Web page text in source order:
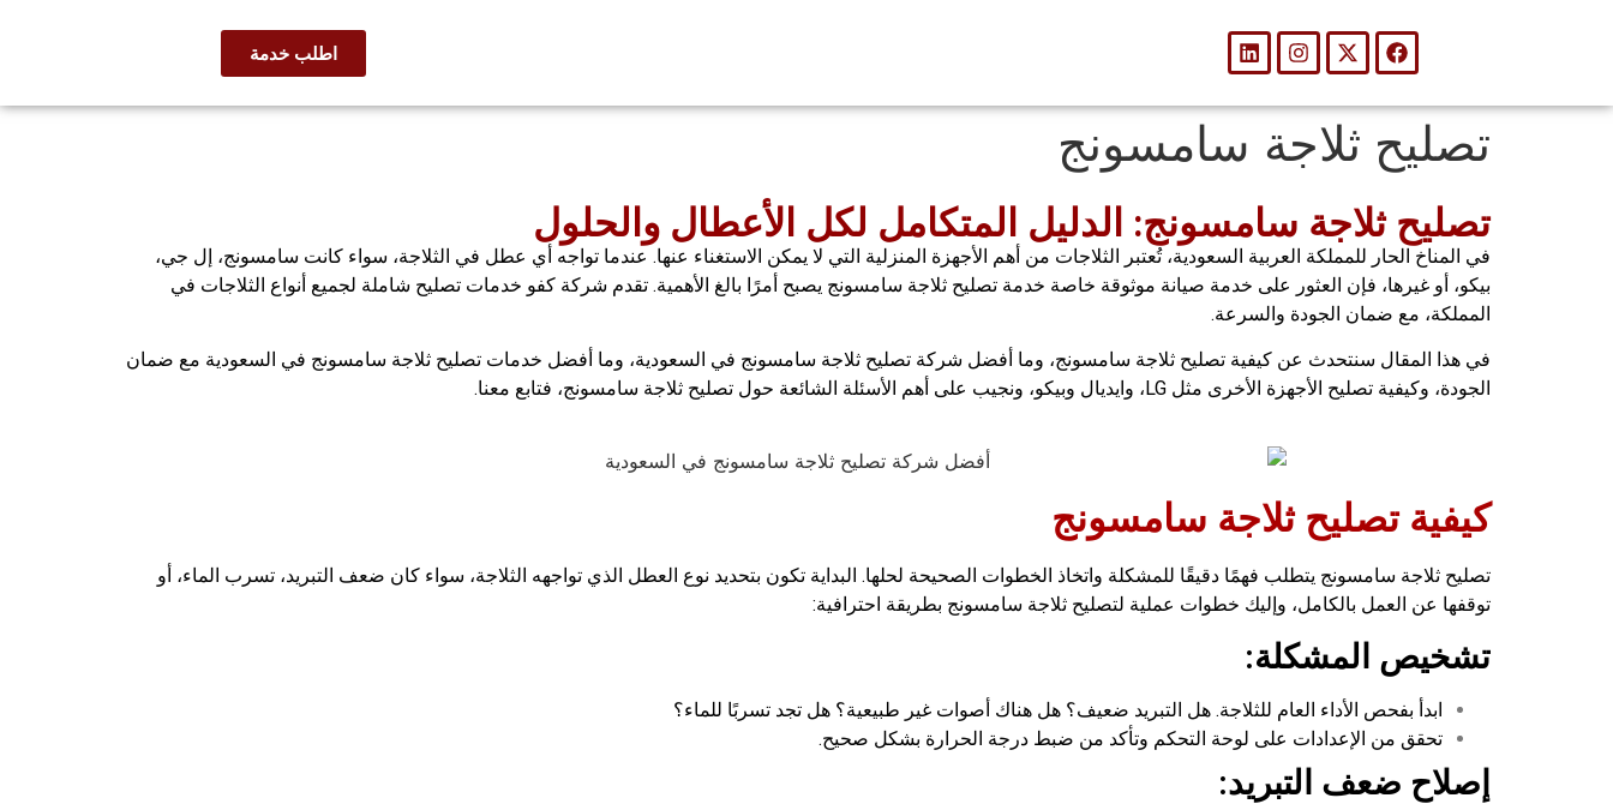
اطلب خدمة
تصليح ثلاجة سامسونج
تصليح ثلاجة سامسونج: الدليل المتكامل لكل الأعطال والحلول
في المناخ الحار للمملكة العربية السعودية، تُعتبر الثلاجات من أهم الأجهزة المنزلية التي لا يمكن الاستغناء عنها. عندما تواجه أي عطل في الثلاجة، سواء كانت سامسونج، إل جي،
بيكو، أو غيرها، فإن العثور على خدمة صيانة موثوقة خاصة خدمة تصليح ثلاجة سامسونج يصبح أمرًا بالغ الأهمية. تقدم شركة كفو خدمات تصليح شاملة لجميع أنواع الثلاجات في
المملكة، مع ضمان الجودة والسرعة.
في هذا المقال سنتحدث عن كيفية تصليح ثلاجة سامسونج، وما أفضل شركة تصليح ثلاجة سامسونج في السعودية، وما أفضل خدمات تصليح ثلاجة سامسونج في السعودية مع ضمان
الجودة، وكيفية تصليح الأجهزة الأخرى مثل LG، وايديال وبيكو، ونجيب على أهم الأسئلة الشائعة حول تصليح ثلاجة سامسونج، فتابع معنا.
كيفية تصليح ثلاجة سامسونج
تصليح ثلاجة سامسونج يتطلب فهمًا دقيقًا للمشكلة واتخاذ الخطوات الصحيحة لحلها. البداية تكون بتحديد نوع العطل الذي تواجهه الثلاجة، سواء كان ضعف التبريد، تسرب الماء، أو
توقفها عن العمل بالكامل، وإليك خطوات عملية لتصليح ثلاجة سامسونج بطريقة احترافية:
تشخيص المشكلة:
ابدأ بفحص الأداء العام للثلاجة. هل التبريد ضعيف؟ هل هناك أصوات غير طبيعية؟ هل تجد تسربًا للماء؟
تحقق من الإعدادات على لوحة التحكم وتأكد من ضبط درجة الحرارة بشكل صحيح.
إصلاح ضعف التبريد: